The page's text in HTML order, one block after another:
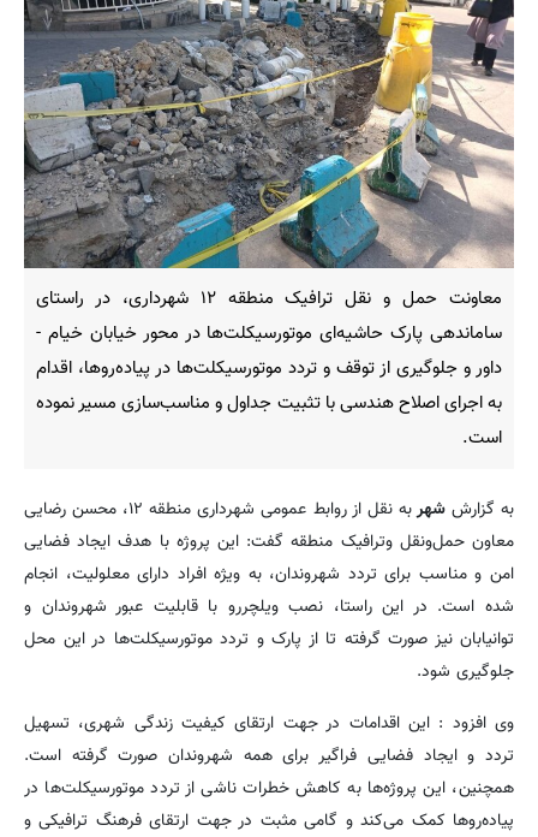
معاونت حمل و نقل ترافیک منطقه ۱۲ شهرداری، در راستای
ساماندهی پارک حاشیه‌ای موتورسیکلت‌ها در محور خیابان خیام -
داور و جلوگیری از توقف و تردد موتورسیکلت‌ها در پیاده‌روها، اقدام
به اجرای اصلاح هندسی با تثبیت جداول و مناسب‌سازی مسیر نموده
است.
به گزارششهر
به نقل از روابط عمومی شهرداری منطقه ۱۲، محسن رضایی
معاون حمل‌ونقل وترافیک منطقه گفت: این پروژه با هدف ایجاد فضایی
امن و مناسب برای تردد شهروندان، به ویژه افراد دارای معلولیت، انجام
شده است. در این راستا، نصب ویلچررو با قابلیت عبور شهروندان و
توانیابان نیز صورت گرفته تا از پارک و تردد موتورسیکلت‌ها در این محل
جلوگیری شود.
وی افزود : این اقدامات در جهت ارتقای کیفیت زندگی شهری، تسهیل
تردد و ایجاد فضایی فراگیر برای همه شهروندان صورت گرفته است.
همچنین، این پروژه‌ها به کاهش خطرات ناشی از تردد موتورسیکلت‌ها در
پیاده‌روها کمک می‌کند و گامی مثبت در جهت ارتقای فرهنگ ترافیکی و